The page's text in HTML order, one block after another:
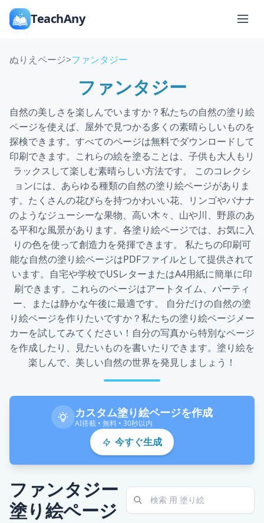
TeachAny
ぬりえページ>ファンタジー
ファンタジー
自然の美しさを楽しんでいますか？私たちの自然の塗り絵
ページを使えば、屋外で見つかる多くの素晴らしいものを
探検できます。すべてのページは無料でダウンロードして
印刷できます。これらの絵を塗ることは、子供も大人もリ
ラックスして楽しむ素晴らしい方法です。 このコレクシ
ョンには、あらゆる種類の自然の塗り絵ページがありま
す。たくさんの花びらを持つかわいい花、リンゴやバナナ
のようなジューシーな果物、高い木々、山や川、野原のあ
る平和な風景があります。各塗り絵ページでは、お気に入
りの色を使って創造力を発揮できます。 私たちの印刷可
能な自然の塗り絵ページはPDFファイルとして提供されて
います。自宅や学校でUSレターまたはA4用紙に簡単に印
刷できます。これらのページはアートタイム、パーティ
ー、または静かな午後に最適です。 自分だけの自然の塗
り絵ページを作りたいですか？私たちの塗り絵ページメー
カーを試してみてください！自分の写真から特別なページ
を作成したり、見たいものを書いたりできます。塗り絵を
楽しんで、美しい自然の世界を発見しましょう！
カスタム塗り絵ページを作成
AI搭載 • 無料 • 30秒以内
今すぐ生成
ファンタジー
塗り絵ページ